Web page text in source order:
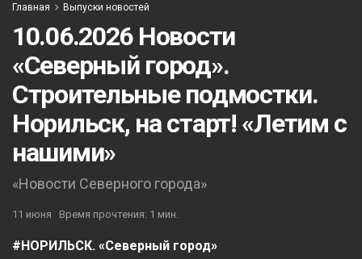
Главная Выпуски новостей
10.06.2026 Новости
«Северный город».
Строительные подмостки.
Норильск, на старт! «Летим с
нашими»
«Новости Северного города»
11 июня Время прочтения: 1 мин.
#НОРИЛЬСК. «Северный город»